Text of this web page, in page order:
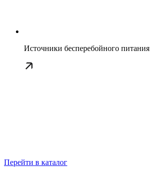
Источники бесперебойного питания
Перейти в каталог